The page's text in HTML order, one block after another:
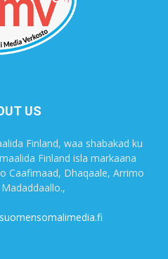
US
Finland, waa shabakad ku
Finland isla markaana
Caafimaad, Dhaqaale, Arrimo